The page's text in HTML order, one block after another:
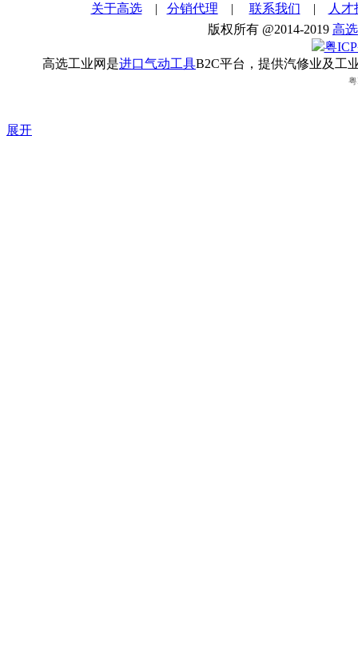
关于高选| 分销代理 | 联系我们 |
人才
版权所有 @2014-2019 高
粤
高选工业网是进口气动工具B2C平台，提供汽修业及工
展开